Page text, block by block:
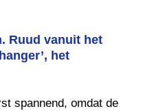
Ruud vanuit het
het
spannend, omdat de